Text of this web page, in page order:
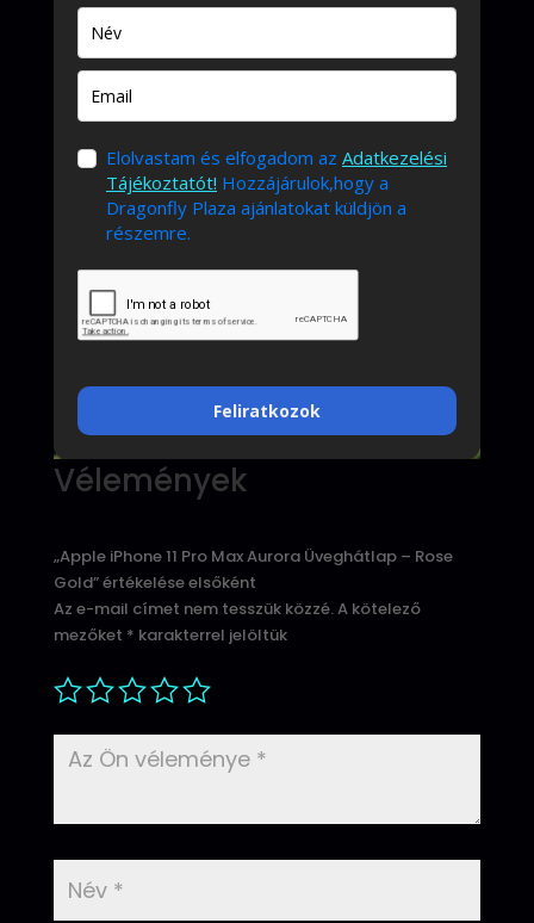
Elolvastam és elfogadom az Adatkezelési
Tájékoztatót! Hozzájárulok,hogy a
Dragonfly Plaza ajánlatokat küldjön a
részemre.
Feliratkozok
Vélemények
„Apple iPhone 11 Pro Max Aurora Üveghátlap – Rose
Gold” értékelése elsőként
Az e-mail címet nem tesszük közzé.A kötelező
mezőket * karakterrel jelöltük